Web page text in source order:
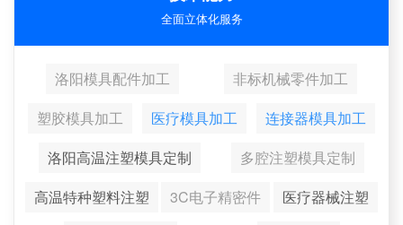
全面立体化服务
洛阳模具配件加工
非标机械零件加工
塑胶模具加工
医疗模具加工
连接器模具加工
洛阳高温注塑模具定制
多腔注塑模具定制
高温特种塑料注塑
3C电子精密件
医疗器械注塑